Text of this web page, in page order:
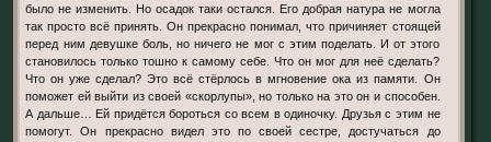
было не изменить. Но осадок таки остался. Его добрая натура не могла
так просто всё принять. Он прекрасно понимал, что причиняет стоящей
перед ним девушке боль, но ничего не мог с этим поделать. И от этого
становилось только тошно к самому себе. Что он мог для неё сделать?
Что он уже сделал? Это всё стёрлось в мгновение ока из памяти. Он
поможет ей выйти из своей «скорлупы», но только на это он и способен.
А дальше… Ей придётся бороться со всем в одиночку. Друзья с этим не
помогут. Он прекрасно видел это по своей сестре, достучаться до